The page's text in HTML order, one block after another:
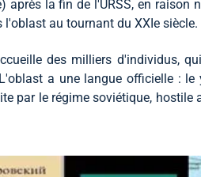
après la fin de l'URSS, en raison
au tournant du XXIe siècle.
des milliers d'individus,
a une langue officielle : le
par le régime soviétique, hostile